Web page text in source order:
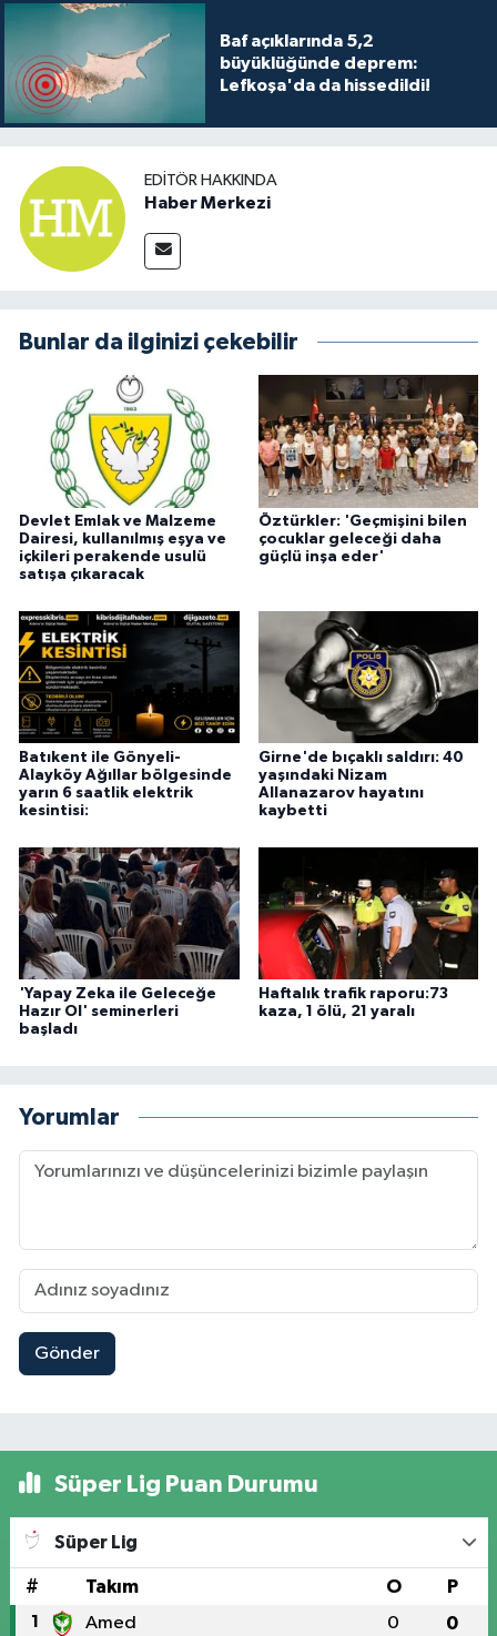
Baf açıklarında 5,2
büyüklüğünde deprem:
Lefkoşa'da da hissedildi!
EDITÖR HAKKINDA
Haber Merkezi
Bunlar da ilginizi çekebilir
Devlet Emlak ve Malzeme
Dairesi, kullanılmış eşya ve
içkileri perakende usulü
satışa çıkaracak
Öztürkler: 'Geçmişini bilen
çocuklar geleceği daha
güçlü inşa eder'
Batıkent ile Gönyeli-
Alayköy Ağıllar bölgesinde
yarın 6 saatlik elektrik
kesintisi:
Girne'de bıçaklı saldırı: 40
yaşındaki Nizam
Allanazarov hayatını
kaybetti
'Yapay Zeka ile Geleceğe
Hazır Ol' seminerleri
başladı
Haftalık trafik raporu:73
kaza, 1 ölü, 21 yaralı
Yorumlar
Gönder
Süper Lig Puan Durumu
Süper Lig
# Takım O P
1 Amed 0 0